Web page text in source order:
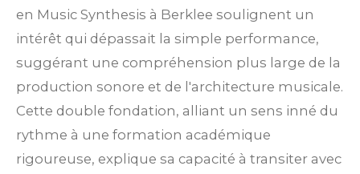
en Music Synthesis à Berklee soulignent un
intérêt qui dépassait la simple performance,
suggérant une compréhension plus large de la
production sonore et de l'architecture musicale.
Cette double fondation, alliant un sens inné du
rythme à une formation académique
rigoureuse, explique sa capacité à transiter avec